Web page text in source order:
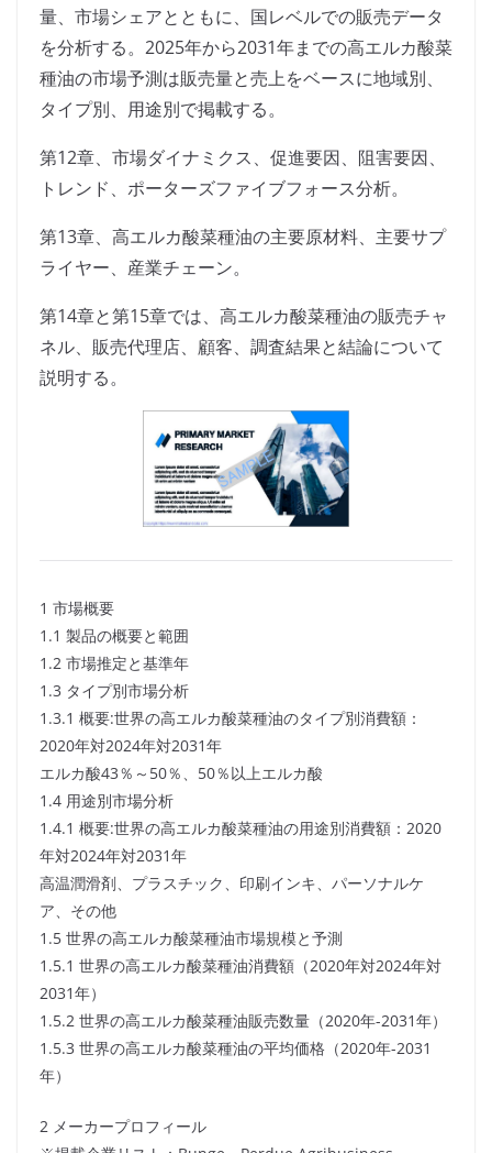
量、市場シェアとともに、国レベルでの販売データ
を分析する。2025年から2031年までの高エルカ酸菜
種油の市場予測は販売量と売上をベースに地域別、
タイプ別、用途別で掲載する。
第12章、市場ダイナミクス、促進要因、阻害要因、
トレンド、ポーターズファイブフォース分析。
第13章、高エルカ酸菜種油の主要原材料、主要サプ
ライヤー、産業チェーン。
第14章と第15章では、高エルカ酸菜種油の販売チャ
ネル、販売代理店、顧客、調査結果と結論について
説明する。
1 市場概要
1.1 製品の概要と範囲
1.2 市場推定と基準年
1.3 タイプ別市場分析
1.3.1 概要:世界の高エルカ酸菜種油のタイプ別消費額：
2020年対2024年対2031年
エルカ酸43％～50％、50％以上エルカ酸
1.4 用途別市場分析
1.4.1 概要:世界の高エルカ酸菜種油の用途別消費額：2020
年対2024年対2031年
高温潤滑剤、プラスチック、印刷インキ、パーソナルケ
ア、その他
1.5 世界の高エルカ酸菜種油市場規模と予測
1.5.1 世界の高エルカ酸菜種油消費額（2020年対2024年対
2031年）
1.5.2 世界の高エルカ酸菜種油販売数量（2020年-2031年）
1.5.3 世界の高エルカ酸菜種油の平均価格（2020年-2031
年）
2 メーカープロフィール